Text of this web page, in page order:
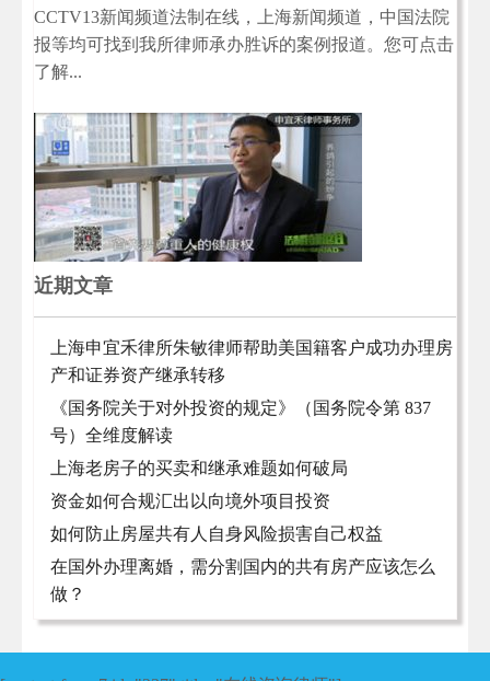
CCTV13新闻频道法制在线，上海新闻频道，中国法院
报等均可找到我所律师承办胜诉的案例报道。您可点击
了解...
近期文章
上海申宜禾律所朱敏律师帮助美国籍客户成功办理房
产和证券资产继承转移
《国务院关于对外投资的规定》（国务院令第 837
号）全维度解读
上海老房子的买卖和继承难题如何破局
资金如何合规汇出以向境外项目投资
如何防止房屋共有人自身风险损害自己权益
在国外办理离婚，需分割国内的共有房产应该怎么
做？